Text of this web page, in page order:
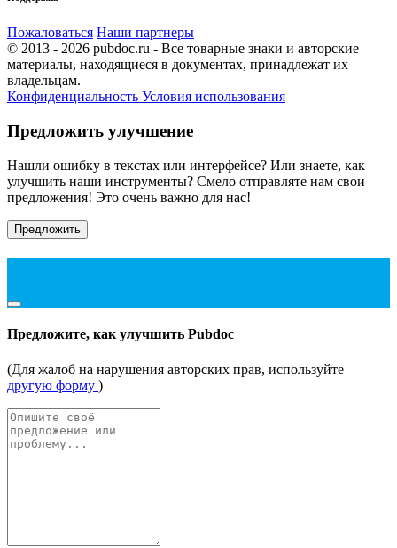
Пожаловаться Наши партнеры
© 2013 - 2026 pubdoc.ru - Все товарные знаки и авторские
материалы, находящиеся в документах, принадлежат их
владельцам.
Конфиденциальность Условия использования
Предложить улучшение
Нашли ошибку в текстах или интерфейсе? Или знаете, как
улучшить наши инструменты? Смело отправляте нам свои
предложения! Это очень важно для нас!
Предложить
Предложите, как улучшить Pubdoc
(Для жалоб на нарушения авторских прав, используйте
другую форму )